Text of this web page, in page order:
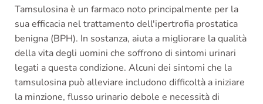
Tamsulosina è un farmaco noto principalmente per la
sua efficacia nel trattamento dell'ipertrofia prostatica
benigna (BPH). In sostanza, aiuta a migliorare la qualità
della vita degli uomini che soffrono di sintomi urinari
legati a questa condizione. Alcuni dei sintomi che la
tamsulosina può alleviare includono difficoltà a iniziare
la minzione, flusso urinario debole e necessità di